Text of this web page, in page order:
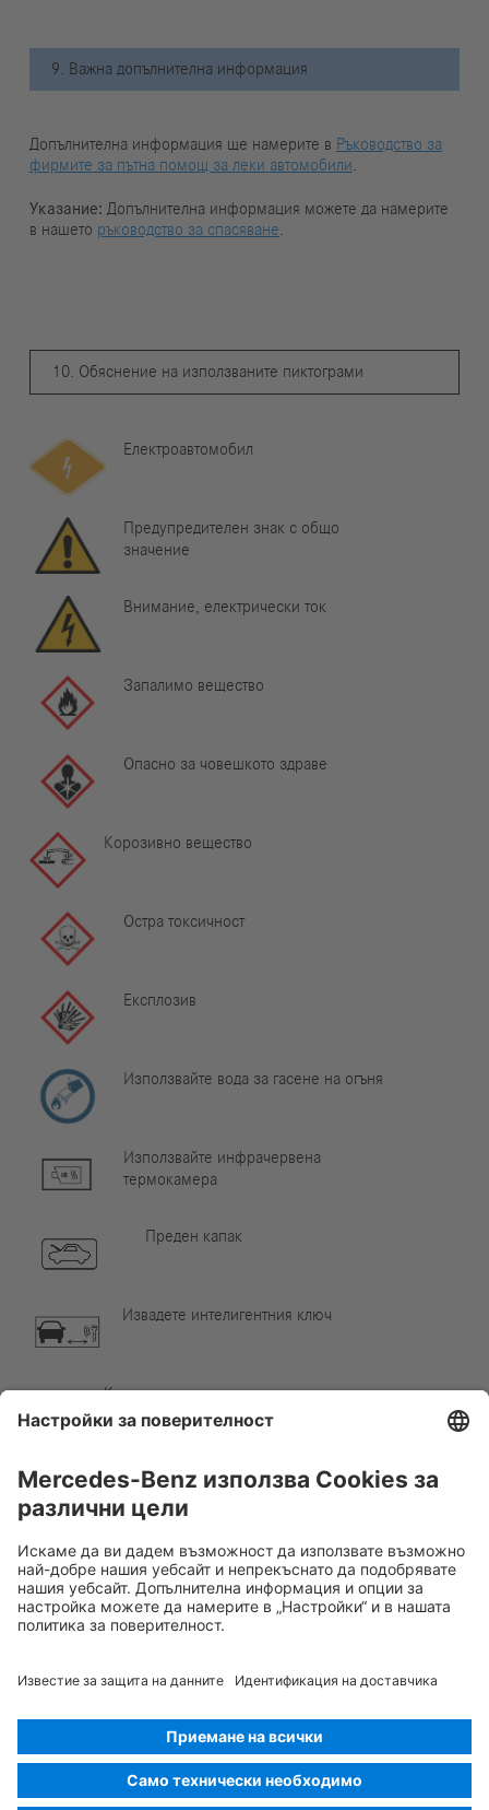
9. Важна допълнителна информация
Допълнителна информация ще намерите в Ръководство за
фирмите за пътна помощ за леки автомобили
Указание: Допълнителна информация можете да намерите
в нашето ръководство за спасяване
10. Обяснение на използваните пиктограми
Електроавтомобил
Предупредителен знак с общо
значение
Внимание, електрически ток
Запалимо вещество
Опасно за човешкото здраве
Корозивно вещество
Остра токсичност
Експлозив
Използвайте вода за гасене на огъня
Използвайте инфрачервена
термокамера
Преден капак
Извадете интелигентния ключ
Компонент от климатизацията
Внимание, ниска температура
© 2026Mercedes-Benz AG
Маркировка на доставчик
Настройка на „бисквитките“